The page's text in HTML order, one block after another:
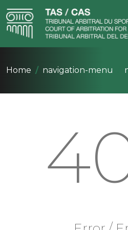
Home navigation-menu